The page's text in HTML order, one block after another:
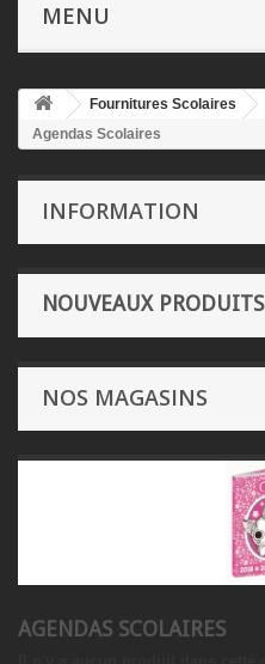
MENU
Fournitures Scolaires
Agendas Scolaires
INFORMATION
NOUVEAUX PRODUITS
NOS MAGASINS
AGENDAS SCOLAIRES